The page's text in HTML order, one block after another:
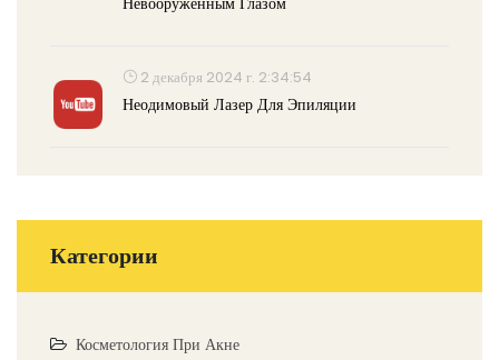
2 декабря 2024 г. 2:34:54
Неодимовый Лазер Для Эпиляции
Категории
Косметология При Акне